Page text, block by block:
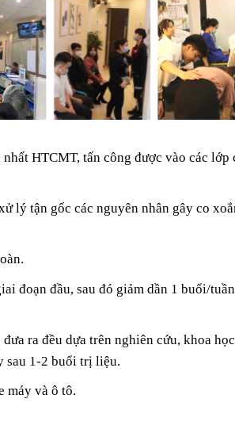
HTCMT, tấn công được vào các lớp
lý tận gốc các nguyên nhân gây co
đoạn đầu, sau đó giảm dần 1 buổi/
ra đều dựa trên nghiên cứu, khoa
sau 1-2 buổi trị liệu.
máy và ô tô.